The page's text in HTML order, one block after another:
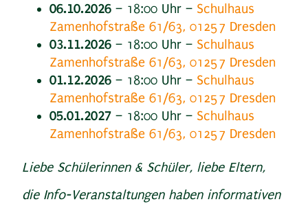
06.10.2026 – 18:00 Uhr – Schulhaus
Zamenhofstraße 61/63, 01257 Dresden
03.11.2026 – 18:00 Uhr – Schulhaus
Zamenhofstraße 61/63, 01257 Dresden
01.12.2026 – 18:00 Uhr – Schulhaus
Zamenhofstraße 61/63, 01257 Dresden
05.01.2027 – 18:00 Uhr – Schulhaus
Zamenhofstraße 61/63, 01257 Dresden
Liebe Schülerinnen & Schüler, liebe Eltern,
die Info-Veranstaltungen haben informativen